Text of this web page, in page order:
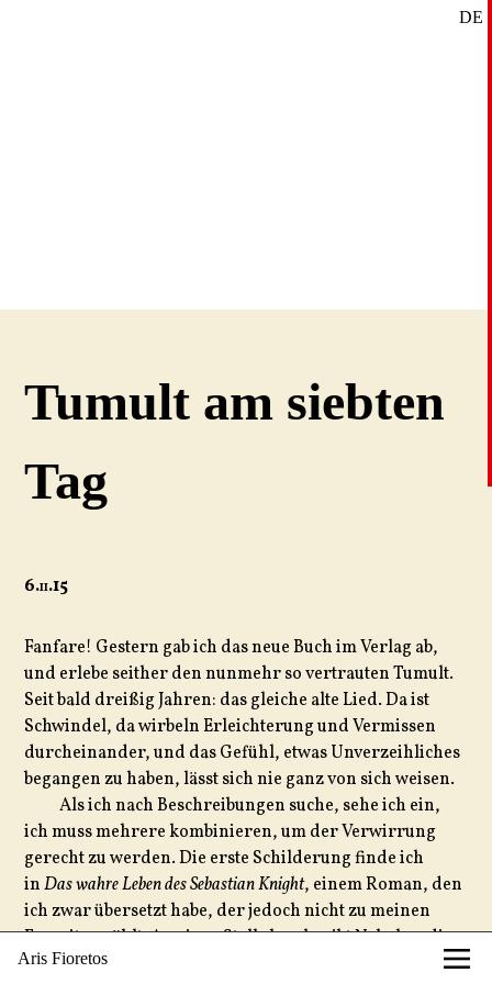
Aris Fioretos
DE
Tumult am siebten
Tag
6.ii.15
Fanfare! Gestern gab ich das neue Buch im Verlag ab,
und erlebe seither den nunmehr so vertrauten Tumult.
Seit bald dreißig Jahren: das gleiche alte Lied. Da ist
Schwindel, da wirbeln Erleichterung und Vermissen
durcheinander, und das Gefühl, etwas Unverzeihliches
begangen zu haben, lässt sich nie ganz von sich weisen.
Als ich nach Beschreibungen suche, sehe ich ein,
ich muss mehrere kombinieren, um der Verwirrung
gerecht zu werden. Die erste Schilderung finde ich
inDas wahre Leben des Sebastian Knight, einem Roman, den
ich zwar übersetzt habe, der jedoch nicht zu meinen
Favoriten zählt. An einer Stelle beschreibt Nabokov die
typische Erleichterung, durchmischt mit Übermut. Es ist